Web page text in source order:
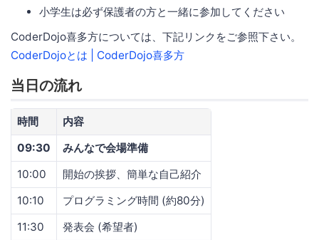
小学生は必ず保護者の方と一緒に参加してください
CoderDojo喜多方については、下記リンクをご参照下さい。
CoderDojoとは | CoderDojo喜多方
当日の流れ
時間
内容
09:30
みんなで会場準備
10:00
開始の挨拶、簡単な自己紹介
10:10
プログラミング時間 (約80分)
11:30
発表会 (希望者)